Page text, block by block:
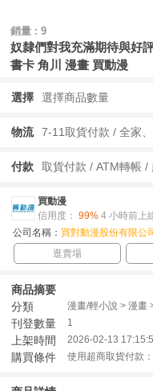
銷量 : 9
奴隸們對我充滿期待與好
書卡 角川 漫畫 買動漫
選擇 選擇商品數量
物流
付款 取貨付款 / ATM轉帳
買動漫
信用度： 99% 4 小時前上
公司名稱： 買對動漫股份有限公
逛賣場
商品摘要
分類
漫畫/輕小說 > 漫畫
刊登數量 1
上架時間 2026-02-13
購買條件 使用超商取貨付款